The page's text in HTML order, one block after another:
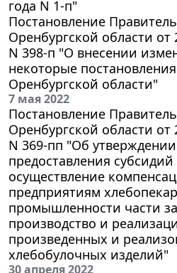
года N 1-п"
Постановление
Оренбургской области от
N 398-п "О внесении
некоторые
Оренбургской области"
7 мая 2022
Постановление
Оренбургской области от
N 369-пп "Об
предоставления субсидий
осуществление
предприятиям
промышленности части
производство и
произведенных и
хлебобулочных изделий"
30 апреля 2022